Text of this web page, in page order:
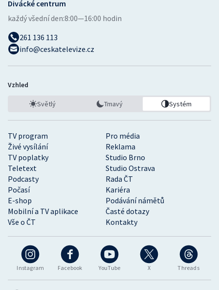
Ostatní
Instagram Facebook YouTube X Threads
TV program
Pro média
Živé vysílání
Reklama
TV poplatky
Studio Brno
Teletext
Studio Ostrava
Podcasty
Rada ČT
Počasí
Kariéra
E-shop
Podávání námětů
Mobilní a TV aplikace
Časté dotazy
Vše o ČT
Kontakty
Divácké centrum
každý všední den:8:00—16:00 hodin
261 136 113
info@ceskatelevize.cz
Vzhled
Světlý Tmavý Systém